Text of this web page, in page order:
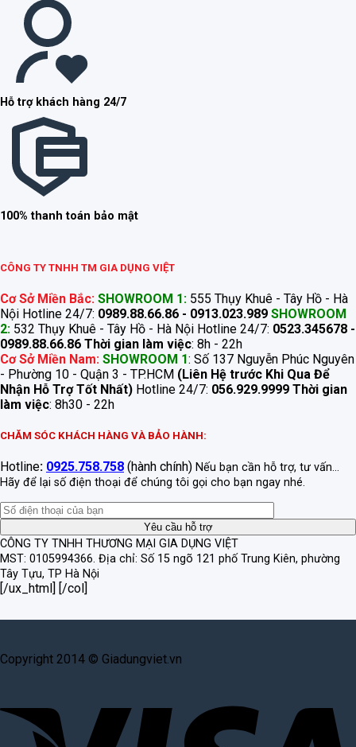
Hỗ trợ khách hàng 24/7
100% thanh toán bảo mật
CÔNG TY TNHH TM GIA DỤNG VIỆT
Cơ Sở Miền Bắc: SHOWROOM 1: 555 Thụy Khuê - Tây Hồ - Hà
Nội Hotline 24/7: 0989.88.66.86 - 0913.023.989 SHOWROOM
2: 532 Thụy Khuê - Tây Hồ - Hà Nội Hotline 24/7: 0523.345678 -
0989.88.66.86 Thời gian làm việc: 8h - 22h
Cơ Sở Miền Nam: SHOWROOM 1: Số 137 Nguyễn Phúc Nguyên
- Phường 10 - Quận 3 - TP.HCM (Liên Hệ trước Khi Qua Để
Nhận Hỗ Trợ Tốt Nhất) Hotline 24/7: 056.929.9999 Thời gian
làm việc: 8h30 - 22h
CHĂM SÓC KHÁCH HÀNG VÀ BẢO HÀNH:
Hotline: 0925.758.758 (hành chính) Nếu bạn cần hỗ trợ, tư vấn...
Hãy để lại số điện thoại để chúng tôi gọi cho bạn ngay nhé.
CÔNG TY TNHH THƯƠNG MẠI GIA DỤNG VIỆT
MST: 0105994366. Địa chỉ: Số 15 ngõ 121 phố Trung Kiên, phường
Tây Tựu, TP Hà Nội
[/ux_html] [/col]
Copyright 2014 © Giadungviet.vn